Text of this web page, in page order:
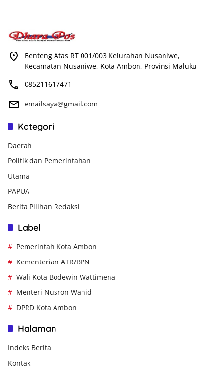
Benteng Atas RT 001/003 Kelurahan Nusaniwe,
Kecamatan Nusaniwe, Kota Ambon, Provinsi Maluku
085211617471
emailsaya@gmail.com
Kategori
Daerah
Politik dan Pemerintahan
Utama
PAPUA
Berita Pilihan Redaksi
Label
Pemerintah Kota Ambon
Kementerian ATR/BPN
Wali Kota Bodewin Wattimena
Menteri Nusron Wahid
DPRD Kota Ambon
Halaman
Indeks Berita
Kontak